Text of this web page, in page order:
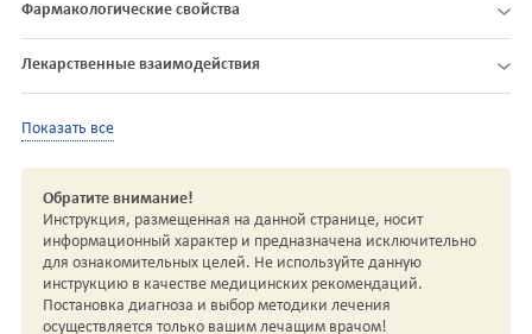
Фармакологические свойства
Лекарственные взаимодействия
Показать все
Обратите внимание!
Инструкция, размещенная на данной странице, носит
информационный характер и предназначена исключительно
для ознакомительных целей. Не используйте данную
инструкцию в качестве медицинских рекомендаций.
Постановка диагноза и выбор методики лечения
осуществляется только вашим лечащим врачом!